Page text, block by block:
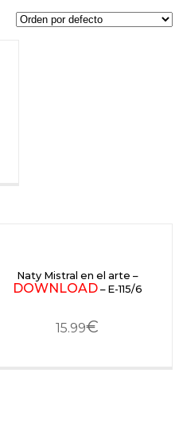
Naty Mistral en el arte –
DOWNLOAD– E-115/6
15.99€